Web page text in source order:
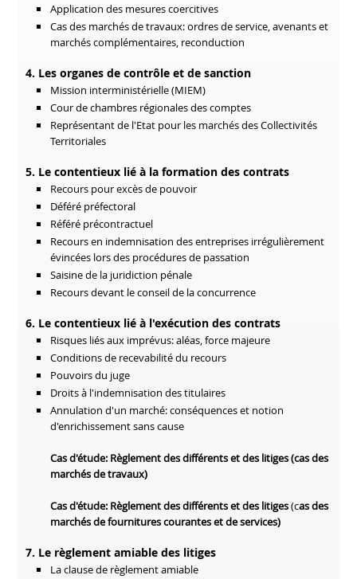
Application des mesures coercitives
Cas des marchés de travaux: ordres de service, avenants et
marchés complémentaires, reconduction
4. Les organes de contrôle et de sanction
Mission interministérielle (MIEM)
Cour de chambres régionales des comptes
Représentant de l'Etat pour les marchés des Collectivités
Territoriales
5. Le contentieux lié à la formation des contrats
Recours pour excès de pouvoir
Déféré préfectoral
Référé précontractuel
Recours en indemnisation des entreprises irrégulièrement
évincées lors des procédures de passation
Saisine de la juridiction pénale
Recours devant le conseil de la concurrence
6. Le contentieux lié à l'exécution des contrats
Risques liés aux imprévus: aléas, force majeure
Conditions de recevabilité du recours
Pouvoirs du juge
Droits à l'indemnisation des titulaires
Annulation d'un marché: conséquences et notion
d'enrichissement sans cause
Cas d'étude: Règlement des différents et des litiges (cas des
marchés de travaux)
Cas d'étude: Règlement des différents et des litiges(cas des
marchés de fournitures courantes et de services)
7. Le règlement amiable des litiges
La clause de règlement amiable